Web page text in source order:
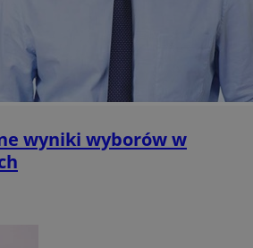
wyniki wyborów w